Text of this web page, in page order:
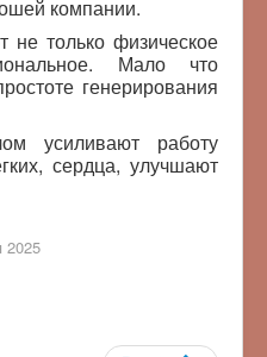
компании.
только физическое
Мало что
генерирования
усиливают работу
сердца, улучшают
2025